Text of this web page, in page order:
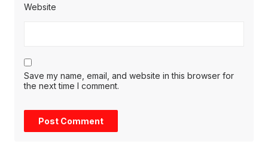
Website
Save my name, email, and website in this browser for
the next time I comment.